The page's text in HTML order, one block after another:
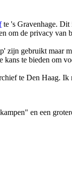
te 's Gravenhage. Dit
om de privacy van
gebruikt maar
te bieden om
te Den Haag.
en een